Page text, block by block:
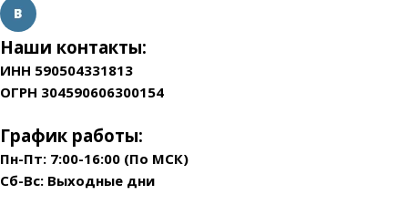
Наши контакты:
ИНН 590504331813
ОГРН 304590606300154
График работы:
Пн-Пт: 7:00-16:00 (По МСК)
Сб-Вс: Выходные дни